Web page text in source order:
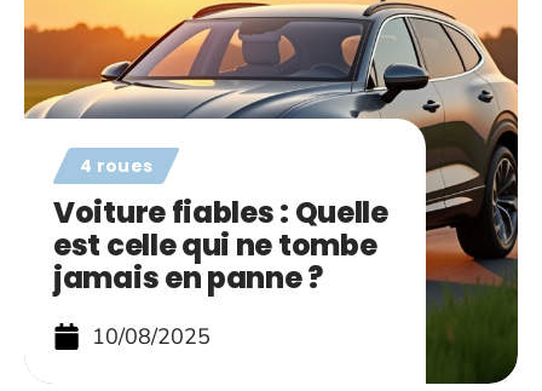
4 roues
Voiture fiables : Quelle
est celle qui ne tombe
jamais en panne ?
10/08/2025